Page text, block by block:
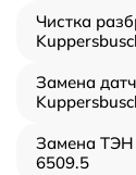
Чистка
Замена
Замена ТЭН
6509.5